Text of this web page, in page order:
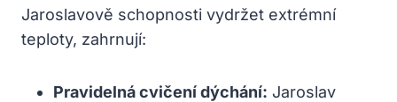
Jaroslavově schopnosti ⁢vydržet extrémní
teploty, zahrnují:
Pravidelná cvičení dýchání: ‍Jaroslav